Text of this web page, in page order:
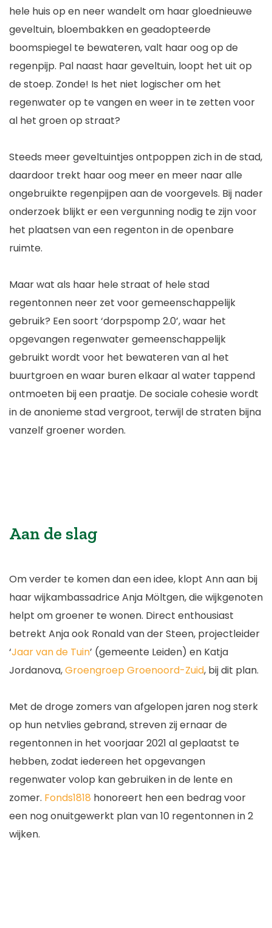
hele huis op en neer wandelt om haar gloednieuwe
geveltuin, bloembakken en geadopteerde
boomspiegel te bewateren, valt haar oog op de
regenpijp. Pal naast haar geveltuin, loopt het uit op
de stoep. Zonde! Is het niet logischer om het
regenwater op te vangen en weer in te zetten voor
al het groen op straat?
Steeds meer geveltuintjes ontpoppen zich in de stad,
daardoor trekt haar oog meer en meer naar alle
ongebruikte regenpijpen aan de voorgevels. Bij nader
onderzoek blijkt er een vergunning nodig te zijn voor
het plaatsen van een regenton in de openbare
ruimte.
Maar wat als haar hele straat of hele stad
regentonnen neer zet voor gemeenschappelijk
gebruik? Een soort ‘dorpspomp 2.0’, waar het
opgevangen regenwater gemeenschappelijk
gebruikt wordt voor het bewateren van al het
buurtgroen en waar buren elkaar al water tappend
ontmoeten bij een praatje. De sociale cohesie wordt
in de anonieme stad vergroot, terwijl de straten bijna
vanzelf groener worden.
Aan de slag
Om verder te komen dan een idee, klopt Ann aan bij
haar wijkambassadrice Anja Möltgen, die wijkgenoten
helpt om groener te wonen. Direct enthousiast
betrekt Anja ook Ronald van der Steen, projectleider
‘Jaar van de Tuin’ (gemeente Leiden) en Katja
Jordanova,Groengroep Groenoord-Zuid, bij dit plan.
Met de droge zomers van afgelopen jaren nog sterk
op hun netvlies gebrand, streven zij ernaar de
regentonnen in het voorjaar 2021 al geplaatst te
hebben, zodat iedereen het opgevangen
regenwater volop kan gebruiken in de lente en
zomer. Fonds1818 honoreert hen een bedrag voor
een nog onuitgewerkt plan van 10 regentonnen in 2
wijken.